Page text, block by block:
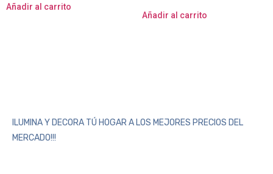
Añadir al carrito
Añadir al carrito
ILUMINA Y DECORA TÚ HOGAR A LOS MEJORES PRECIOS DEL
MERCADO!!!